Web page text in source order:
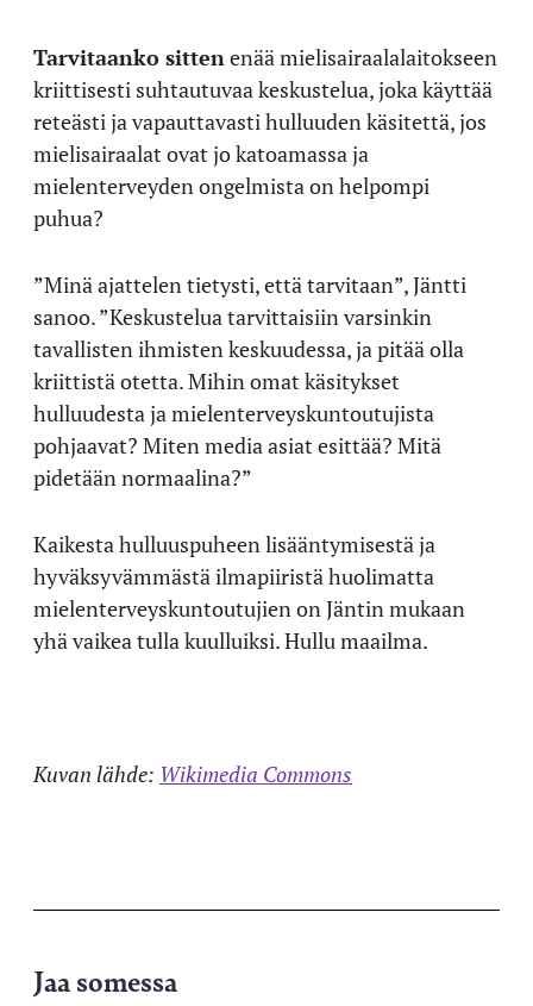
Tarvitaanko sitten enää mielisairaalalaitokseen
kriittisesti suhtautuvaa keskustelua, joka käyttää
reteästi ja vapauttavasti hulluuden käsitettä, jos
mielisairaalat ovat jo katoamassa ja
mielenterveyden ongelmista on helpompi
puhua?
”Minä ajattelen tietysti, että tarvitaan”, Jäntti
sanoo. ”Keskustelua tarvittaisiin varsinkin
tavallisten ihmisten keskuudessa, ja pitää olla
kriittistä otetta. Mihin omat käsitykset
hulluudesta ja mielenterveyskuntoutujista
pohjaavat? Miten media asiat esittää? Mitä
pidetään normaalina?”
Kaikesta hulluuspuheen lisääntymisestä ja
hyväksyvämmästä ilmapiiristä huolimatta
mielenterveyskuntoutujien on Jäntin mukaan
yhä vaikea tulla kuulluiksi. Hullu maailma.
Kuvan lähde: Wikimedia Commons
Jaa somessa